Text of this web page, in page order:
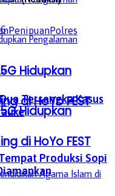
Hidupkan
di HoYo FEST
Hidupkan
di HoYo FEST
PenipuanPolres
Tersangka Kasus
Produksi Sopi